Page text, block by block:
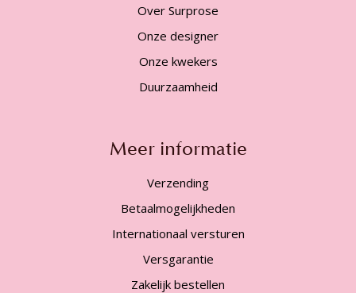
Over Surprose
Onze designer
Onze kwekers
Duurzaamheid
Meer informatie
Verzending
Betaalmogelijkheden
Internationaal versturen
Versgarantie
Zakelijk bestellen